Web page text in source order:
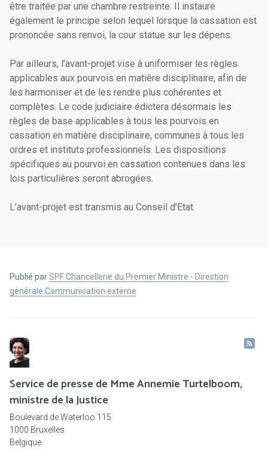
être traitée par une chambre restreinte. Il instaure
également le principe selon lequel lorsque la cassation est
prononcée sans renvoi, la cour statue sur les dépens.
Par ailleurs, l’avant-projet vise à uniformiser les règles
applicables aux pourvois en matière disciplinaire, afin de
les harmoniser et de les rendre plus cohérentes et
complètes. Le code judiciaire édictera désormais les
règles de base applicables à tous les pourvois en
cassation en matière disciplinaire, communes à tous les
ordres et instituts professionnels. Les dispositions
spécifiques au pourvoi en cassation contenues dans les
lois particulières seront abrogées.
L’avant-projet est transmis au Conseil d’Etat.
Publié parSPF Chancellerie du Premier Ministre - Direction
générale Communication externe
Service de presse de Mme Annemie Turtelboom,
ministre de la Justice
Boulevard de Waterloo 115
1000 Bruxelles
Belgique